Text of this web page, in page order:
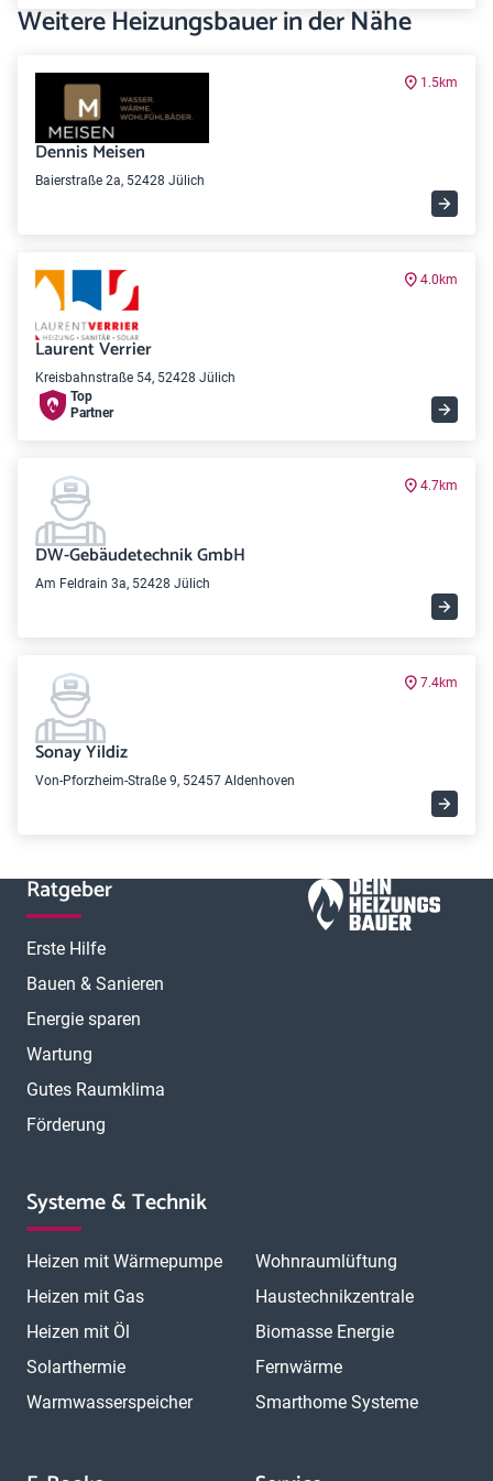
Weitere Heizungsbauer in der Nähe
1.5km
Dennis Meisen
Baierstraße 2a, 52428 Jülich
4.0km
Laurent Verrier
Kreisbahnstraße 54, 52428 Jülich
Top
Partner
4.7km
DW-Gebäudetechnik GmbH
Am Feldrain 3a, 52428 Jülich
7.4km
Sonay Yildiz
Von-Pforzheim-Straße 9, 52457 Aldenhoven
Ratgeber
Erste Hilfe
Bauen & Sanieren
Energie sparen
Wartung
Gutes Raumklima
Förderung
Systeme & Technik
Heizen mit Wärmepumpe
Heizen mit Gas
Heizen mit Öl
Solarthermie
Warmwasserspeicher
Wohnraumlüftung
Haustechnikzentrale
Biomasse Energie
Fernwärme
Smarthome Systeme